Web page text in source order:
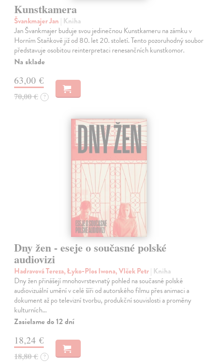
Kunstkamera
Švankmajer Jan | Kniha
Jan Švankmajer buduje svou jedinečnou Kunstkameru na zámku v
Horním Staňkově již od 80. let 20. století. Tento pozoruhodný soubor
představuje osobitou reinterpretaci renesančních kunstkomor.
Na sklade
63,00 €
70,00 € ?
Dny žen - eseje o současné polské
audiovizi
Hadravová Tereza, Łyko-Plos Iwona, Vlček Petr| Kniha
Dny žen přinášejí mnohovrstevnatý pohled na současné polské
audiovizuální umění v celé šíři od autorského filmu přes animaci a
dokument až po televizní tvorbu, produkční souvislosti a proměny
kulturních…
Zasielame do 12 dní
18,24 €
18,80 € ?